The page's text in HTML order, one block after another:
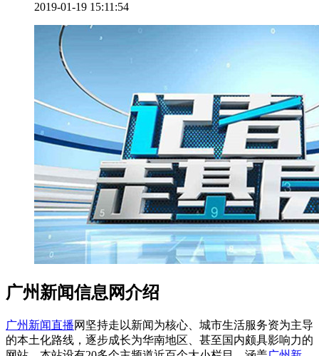
2019-01-19 15:11:54
广州新闻信息网介绍
广州新闻直播网坚持走以新闻为核心、城市生活服务资为主导
的本土化路线，逐步成长为华南地区、甚至国内颇具影响力的